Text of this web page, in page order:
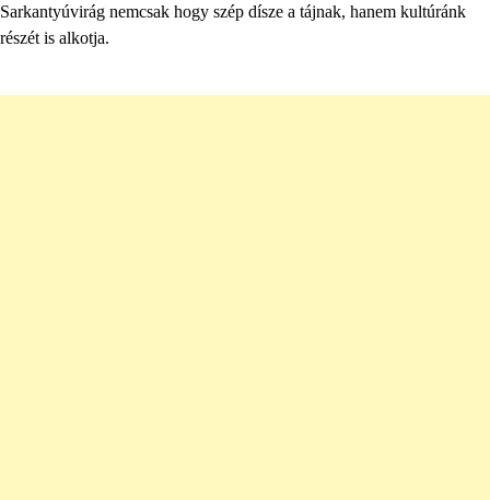
Sarkantyúvirág nemcsak hogy szép dísze a tájnak, hanem kultúránk
részét is alkotja.